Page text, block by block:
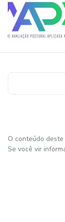
O conteúdo
Se você vir